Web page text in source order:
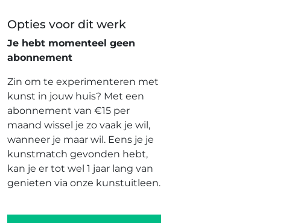
Opties voor dit werk
Je hebt momenteel geen
abonnement
Zin om te experimenteren met
kunst in jouw huis? Met een
abonnement van €15 per
maand wissel je zo vaak je wil,
wanneer je maar wil. Eens je je
kunstmatch gevonden hebt,
kan je er tot wel 1 jaar lang van
genieten via onze kunstuitleen.